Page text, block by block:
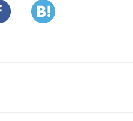
瀬修一の恋人で同棲中。
。聡介んちの魔女の噂を聞